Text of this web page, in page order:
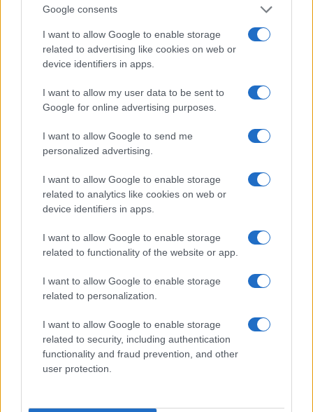
Google consents
I want to allow Google to enable storage
related to advertising like cookies on web or
device identifiers in apps.
I want to allow my user data to be sent to
Google for online advertising purposes.
I want to allow Google to send me
personalized advertising.
I want to allow Google to enable storage
related to analytics like cookies on web or
device identifiers in apps.
I want to allow Google to enable storage
related to functionality of the website or app.
I want to allow Google to enable storage
related to personalization.
I want to allow Google to enable storage
related to security, including authentication
functionality and fraud prevention, and other
user protection.
A quanto ammonta il patrimonio di Stefanos Tsitsipas?
Sportmagazine: notizie, approfondimenti e classifiche su
MotoGP e Olimpiadi. Le ultime news dalle competizioni
nazionali e internazionali, gli highlight delle partite, le
interviste ai protagonisti e i risultati in tempo reale di tutte
SEZIONI
Calcio
Tennis
Basket
Motori
Ciclismo